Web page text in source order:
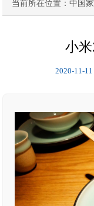
当前所在位置：中国
小
2020-11-